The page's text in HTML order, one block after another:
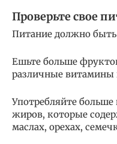
Проверьте свое
Питание должно
Ешьте больше
различные витамины
Употребляйте
жиров, которые
маслах, орехах,